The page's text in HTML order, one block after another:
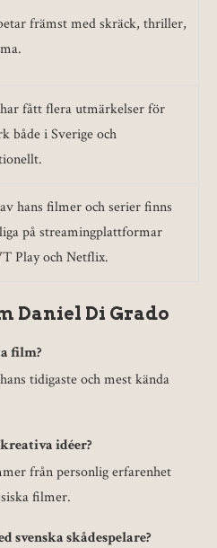
främst med skräck, thriller,
har fått flera utmärkelser för
både i Sverige och
hans filmer och serier finns
på streamingplattformar
Play och Netflix.
Daniel Di Grado
film?
tidigaste och mest kända
idéer?
från personlig erfarenhet
filmer.
svenska skådespelare?